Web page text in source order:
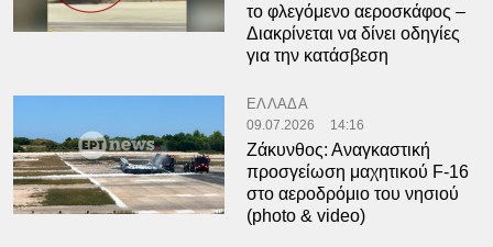
το φλεγόμενο αεροσκάφος –
Διακρίνεται να δίνει οδηγίες
για την κατάσβεση
ΕΛΛΑΔΑ
09.07.2026 14:16
Ζάκυνθος: Αναγκαστική
προσγείωση μαχητικού F-16
στο αεροδρόμιο του νησιού
(photo & video)